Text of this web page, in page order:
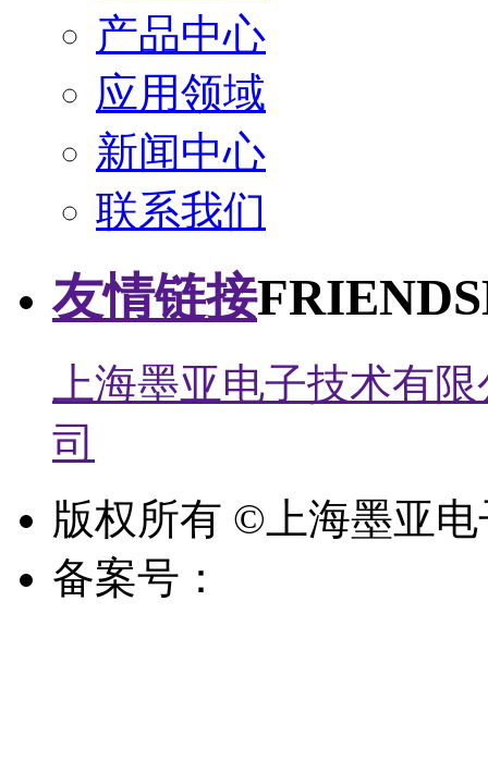
产品中心
应用领域
新闻中心
联系我们
友情链接
上海墨亚电子技术有
司
版权所有 ©上海墨亚
备案号：